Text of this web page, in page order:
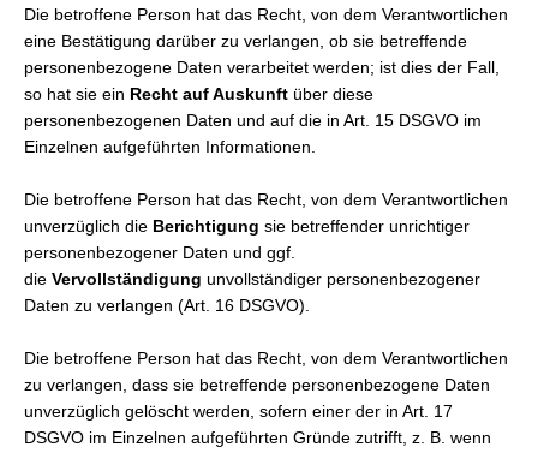
Die betroffene Person hat das Recht, von dem Verantwortlichen
eine Bestätigung darüber zu verlangen, ob sie betreffende
personenbezogene Daten verarbeitet werden; ist dies der Fall,
so hat sie ein Recht auf Auskunft über diese
personenbezogenen Daten und auf die in Art. 15 DSGVO im
Einzelnen aufgeführten Informationen.
Die betroffene Person hat das Recht, von dem Verantwortlichen
unverzüglich die Berichtigung sie betreffender unrichtiger
personenbezogener Daten und ggf.
die Vervollständigung unvollständiger personenbezogener
Daten zu verlangen (Art. 16 DSGVO).
Die betroffene Person hat das Recht, von dem Verantwortlichen
zu verlangen, dass sie betreffende personenbezogene Daten
unverzüglich gelöscht werden, sofern einer der in Art. 17
DSGVO im Einzelnen aufgeführten Gründe zutrifft, z. B. wenn